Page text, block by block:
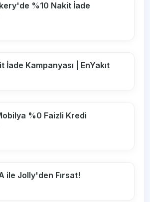
%10 Nakit İade
İade Kampanyası | EnYakıt
%0 Faizli Kredi
ile Jolly'den Fırsat!